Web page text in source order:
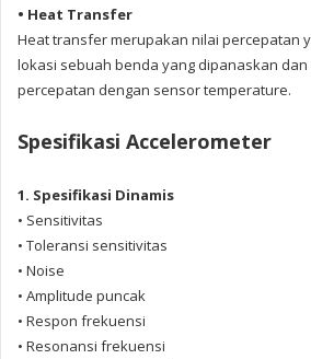
• Heat Transfer
Heat transfer merupakan nilai percepatan
lokasi sebuah benda yang dipanaskan
percepatan dengan sensor temperature.
Spesifikasi Accelerometer
1. Spesifikasi Dinamis
• Sensitivitas
• Toleransi sensitivitas
• Noise
• Amplitude puncak
• Respon frekuensi
• Resonansi frekuensi